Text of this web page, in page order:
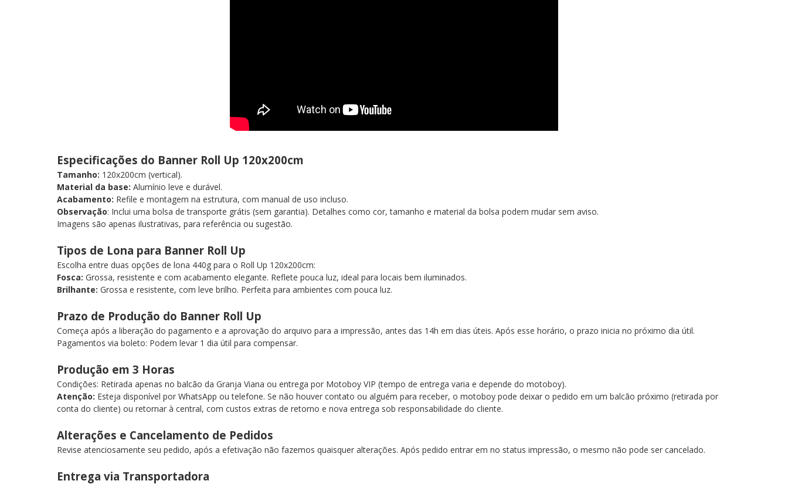
Especificações do Banner Roll Up 120x200cm
Tamanho: 120x200cm (vertical).
Material da base: Alumínio leve e durável.
Acabamento: Refile e montagem na estrutura, com manual de uso incluso.
Observação: Inclui uma bolsa de transporte grátis (sem garantia). Detalhes como cor, tamanho e material da bolsa podem mudar sem aviso.
Imagens são apenas ilustrativas, para referência ou sugestão.
Tipos de Lona para Banner Roll Up
Escolha entre duas opções de lona 440g para o Roll Up 120x200cm:
Fosca: Grossa, resistente e com acabamento elegante. Reflete pouca luz, ideal para locais bem iluminados.
Brilhante: Grossa e resistente, com leve brilho. Perfeita para ambientes com pouca luz.
Prazo de Produção do Banner Roll Up
Começa após a liberação do pagamento e a aprovação do arquivo para a impressão, antes das 14h em dias úteis. Após esse horário, o prazo inicia no próximo dia útil.
Pagamentos via boleto: Podem levar 1 dia útil para compensar.
Produção em 3 Horas
Condições: Retirada apenas no balcão da Granja Viana ou entrega por Motoboy VIP (tempo de entrega varia e depende do motoboy).
Atenção: Esteja disponível por WhatsApp ou telefone. Se não houver contato ou alguém para receber, o motoboy pode deixar o pedido em um balcão próximo (retirada por
conta do cliente) ou retornar à central, com custos extras de retorno e nova entrega sob responsabilidade do cliente.
Alterações e Cancelamento de Pedidos
Revise atenciosamente seu pedido, após a efetivação não fazemos quaisquer alterações. Após pedido entrar em no status impressão, o mesmo não pode ser cancelado.
Entrega via Transportadora